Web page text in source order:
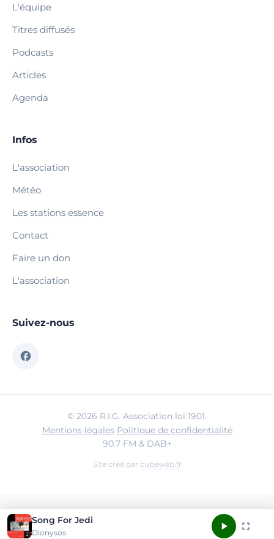
L'équipe
Titres diffusés
Podcasts
Articles
Agenda
Infos
L'association
Météo
Les stations essence
Contact
Faire un don
L'association
Suivez-nous
© 2026 R.I.G. Association loi 1901.
Mentions légales·Politique de confidentialité
90.7 FM & DAB+
Site créé par cubeweb.fr
Song For Jedi
Dionysos